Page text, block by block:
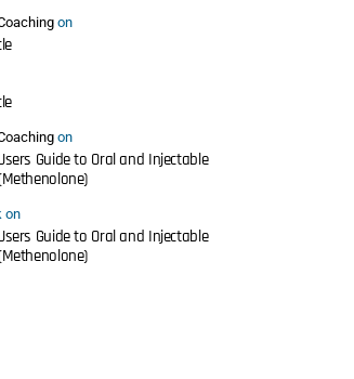
on
on
Guide to Oral and Injectable
on
Guide to Oral and Injectable